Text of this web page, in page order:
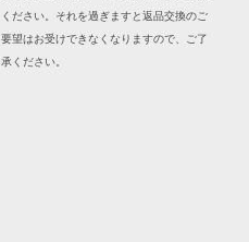
ください。それを過ぎますと返品交換のご
要望はお受けできなくなりますので、ご了
承ください。